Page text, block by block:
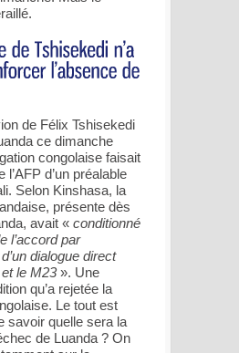
de Félix Tshisekedi
ce dimanche
congolaise faisait
l’AFP d’un préalable
Selon Kinshasa, la
présente dès
avait « conditionné
l’accord par
dialogue direct
le M23». Une
qu’a rejetée la
Le tout est
savoir quelle sera la
de Luanda ? On